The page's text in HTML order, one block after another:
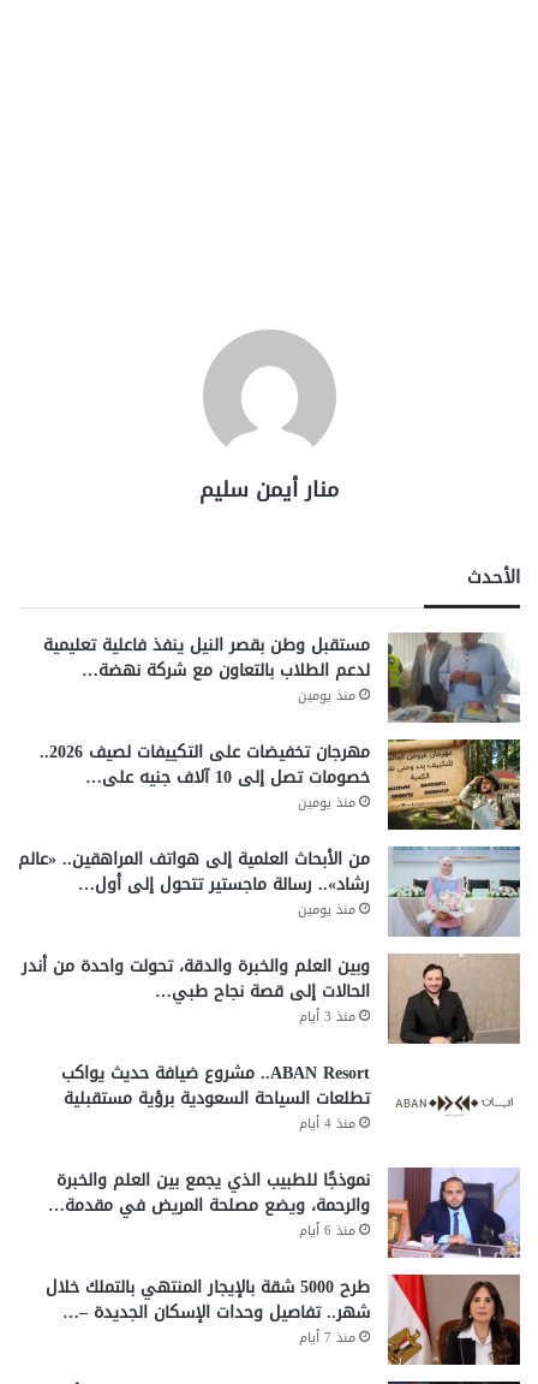
منار أيمن سليم
الأحدث
مستقبل وطن بقصر النيل ينفذ فاعلية تعليمية
لدعم الطلاب بالتعاون مع شركة نهضة…
منذ يومين
مهرجان تخفيضات على التكييفات لصيف 2026..
خصومات تصل إلى 10 آلاف جنيه على…
منذ يومين
من الأبحاث العلمية إلى هواتف المراهقين.. «عالم
رشاد».. رسالة ماجستير تتحول إلى أول…
منذ يومين
وبين العلم والخبرة والدقة، تحولت واحدة من أندر
الحالات إلى قصة نجاح طبي…
منذ 3 أيام
ABAN Resort.. مشروع ضيافة حديث يواكب
تطلعات السياحة السعودية برؤية مستقبلية
منذ 4 أيام
نموذجًا للطبيب الذي يجمع بين العلم والخبرة
والرحمة، ويضع مصلحة المريض في مقدمة…
منذ 6 أيام
طرح 5000 شقة بالإيجار المنتهي بالتملك خلال
شهر.. تفاصيل وحدات الإسكان الجديدة –…
منذ 7 أيام